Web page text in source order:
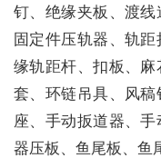
钉、绝缘夹板、渡
固定件压轨器、轨
缘轨距杆、扣板、
套、环链吊具、风
座、手动扳道器、
器压板、鱼尾板、鱼